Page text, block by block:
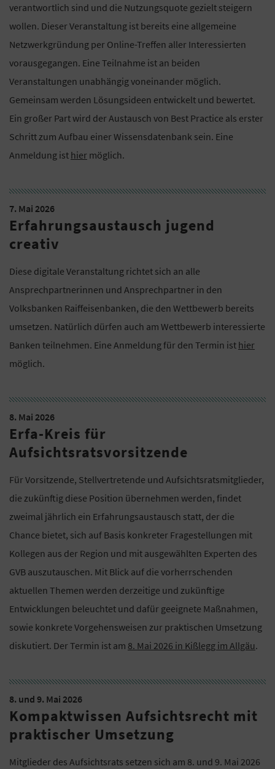
verantwortlich sind und die Nutzungsquote gezielt steigern
wollen. Dieser Veranstaltung ist bereits eine allgemeine
Netzwerkgründung per Online-Treffen aller Interessierten
vorausgegangen. Eine Teilnahme ist an beiden
Veranstaltungen unabhängig voneinander möglich.
Gemeinsam werden Lösungsideen entwickelt und bewertet.
Ein großer Part wird der Austausch von Best Practice als erster
Schritt zum Aufbau einer Wissensdatenbank sein. Eine
Anmeldung ist hier möglich.
7. Mai 2026
Erfahrungsaustausch jugend
creativ
Diese digitale Veranstaltung richtet sich an alle
Ansprechpartnerinnen und Ansprechpartner in den
Volksbanken Raiffeisenbanken, die den Wettbewerb bereits
umsetzen. Natürlich dürfen auch am Wettbewerb interessierte
Banken teilnehmen. Eine Anmeldung für den Termin ist hier
möglich.
8. Mai 2026
Erfa-Kreis für
Aufsichtsratsvorsitzende
Für Vorsitzende, Stellvertretende und Aufsichtsratsmitglieder,
die zukünftig diese Position übernehmen werden, findet
zweimal jährlich ein Erfahrungsaustausch statt, der die
Chance bietet, sich auf Basis konkreter Fragestellungen mit
Kollegen aus der Region und mit ausgewählten Experten des
GVB auszutauschen. Mit Blick auf die vorherrschenden
aktuellen Themen werden derzeitige und zukünftige
Entwicklungen beleuchtet und dafür geeignete Maßnahmen,
sowie konkrete Vorgehensweisen zur praktischen Umsetzung
diskutiert. Der Termin ist am 8. Mai 2026 in Kißlegg im Allgäu.
8. und 9. Mai 2026
Kompaktwissen Aufsichtsrecht mit
praktischer Umsetzung
Mitglieder des Aufsichtsrats setzen sich am 8. und 9. Mai 2026